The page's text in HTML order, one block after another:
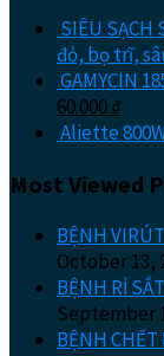
SIÊU SẠCH
đỏ, bọ trĩ,
GAMYCIN
60.000₫
Aliette
Most Viewed
BỆNH
October 13,
BỆNH RỈ
September
BỆNH CHẾT